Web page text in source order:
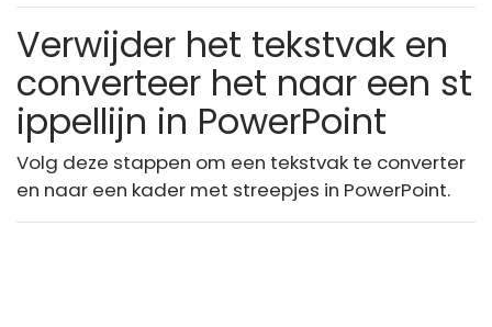
Verwijder het tekstvak en
converteer het naar een st
ippellijn in PowerPoint
Volg deze stappen om een ​​tekstvak te converter
en naar een kader met streepjes in PowerPoint.